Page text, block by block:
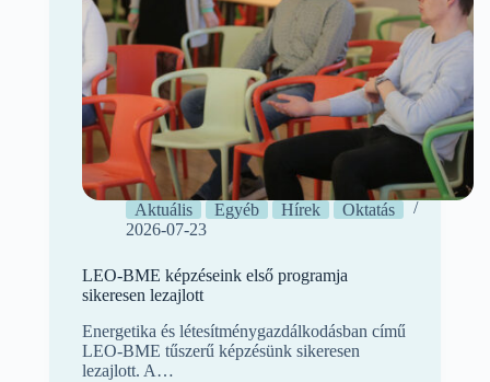
Aktuális Egyéb Hírek
Oktatás
2026-07-23
LEO-BME képzéseink első programja
sikeresen lezajlott
Energetika és létesítménygazdálkodásban című
LEO-BME tűszerű képzésünk sikeresen
lezajlott. A…